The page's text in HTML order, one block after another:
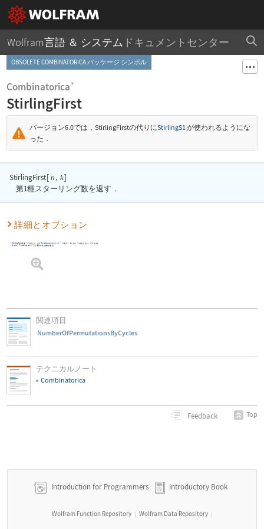
Wolfram言語 ＆ システム ドキュメントセンター
OBSOLETE COMBINATORICA パッケージ シンボル
Combinatorica`
StirlingFirst
バージョン6.0では， StirlingFirstの代りにStirlingS1が使われるようにな
った．
StirlingFirst [ n , k]
第1種スターリング数を返す．
詳細とオプション
StirlingFirstを使うためには，まずCombinatoricaパッケージをロードしなくてはならない．それには
Needs
"Combinatorica`"] を実行する必要がある．
関連項目
NumberOfPermutationsByCycles
テクニカルノート
Combinatorica
Feedback Top
Introduction for Programmers Introductory Book
Wolfram Function Repository | Wolfram Data Repository |